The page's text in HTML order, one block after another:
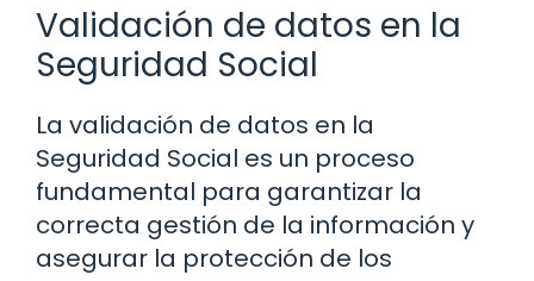
Validación de datos en la
Seguridad Social
La validación de datos en la
Seguridad Social es un proceso
fundamental para garantizar la
correcta gestión de la información y
asegurar la protección de los